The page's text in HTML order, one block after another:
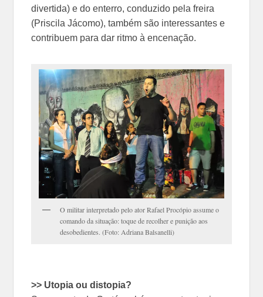
divertida) e do enterro, conduzido pela freira
(Priscila Jácomo), também são interessantes e
contribuem para dar ritmo à encenação.
O militar interpretado pelo ator Rafael Procópio assume o
comando da situação: toque de recolher e punição aos
desobedientes. (Foto: Adriana Balsanelli)
>> Utopia ou distopia?